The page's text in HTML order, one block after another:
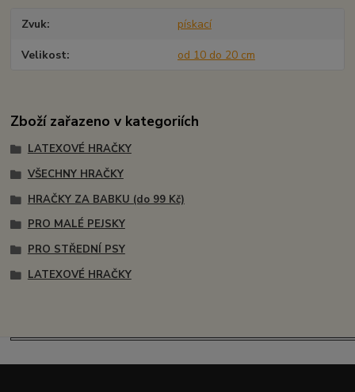
Zvuk pískací
Velikost od 10 do 20 cm
Zboží zařazeno v kategoriích
LATEXOVÉ HRAČKY
VŠECHNY HRAČKY
HRAČKY ZA BABKU (do 99 Kč)
PRO MALÉ PEJSKY
PRO STŘEDNÍ PSY
LATEXOVÉ HRAČKY